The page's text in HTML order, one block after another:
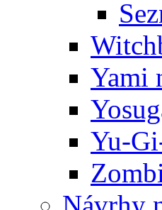
Yami
Yu-